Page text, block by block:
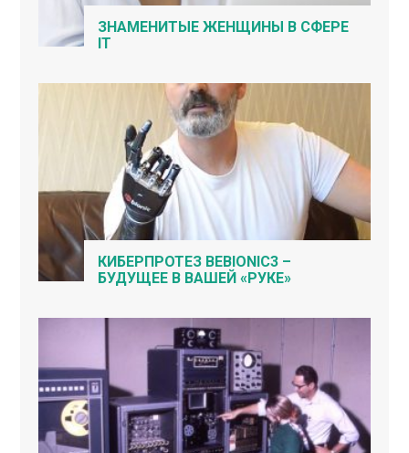
ЗНАМЕНИТЫЕ ЖЕНЩИНЫ В СФЕРЕ
IT
КИБЕРПРОТЕЗ BEBIONIC3 –
БУДУЩЕЕ В ВАШЕЙ «РУКЕ»